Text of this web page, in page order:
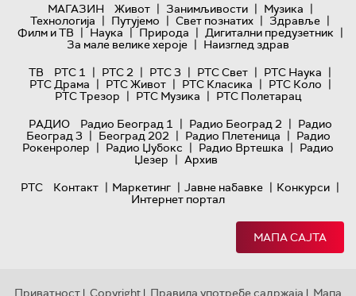
МАГАЗИН
Живот | Занимљивости | Музика |
Технологијa | Путујемо | Свет познатих | Здравље |
Филм и ТВ | Наука | Природа | Дигитални предузетник |
За мале велике хероје | Наизглед здрав
ТВ
РТС 1 | РТС 2 | РТС 3 | РТС Свет | РТС Наука |
РТС Драма | РТС Живот | РТС Класика | РТС Коло |
РТС Трезор | РТС Музика | РТС Полетарац
РАДИО
Радио Београд 1 | Радио Београд 2 | Радио
Београд 3 | Београд 202 | Радио Плетеница | Радио
Рокенролер | Радио Џубокс | Радио Вртешка | Радио
Џезер | Архив
РТС
Контакт | Маркетинг | Јавне набавке | Конкурси |
Интернет портал
МАПА САЈТА
Приватност | Copyright | Правила употребе садржаја | Мапа